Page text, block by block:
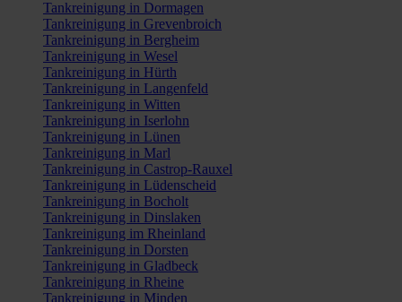
Tankreinigung in Dormagen
Tankreinigung in Grevenbroich
Tankreinigung in Bergheim
Tankreinigung in Wesel
Tankreinigung in Hürth
Tankreinigung in Langenfeld
Tankreinigung in Witten
Tankreinigung in Iserlohn
Tankreinigung in Lünen
Tankreinigung in Marl
Tankreinigung in Castrop-Rauxel
Tankreinigung in Lüdenscheid
Tankreinigung in Bocholt
Tankreinigung in Dinslaken
Tankreinigung im Rheinland
Tankreinigung in Dorsten
Tankreinigung in Gladbeck
Tankreinigung in Rheine
Tankreinigung in Minden